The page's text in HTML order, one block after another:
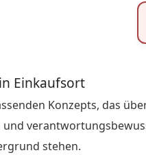
Einkaufsort
Konzepts, das
stehen.